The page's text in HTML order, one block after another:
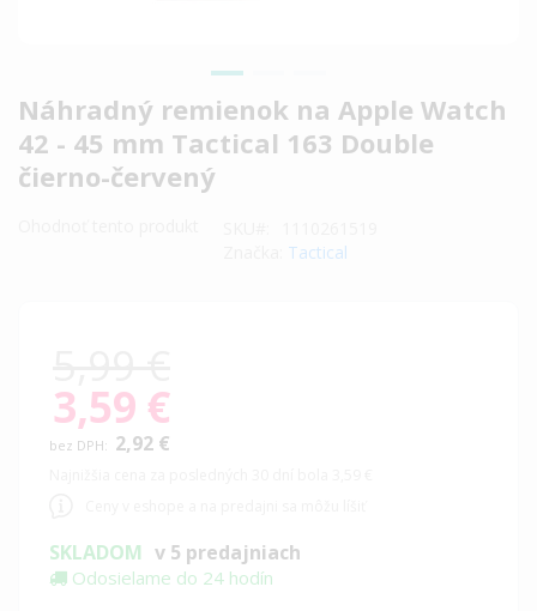
Náhradný remienok na Apple Watch
42 - 45 mm Tactical 163 Double
čierno-červený
Tactical
Special
Price
3,59 €
2,92 €
SKLADOM v 5 predajniach
Odosielame do 24 hodín
Preskočiť
na
začiatok
galérie